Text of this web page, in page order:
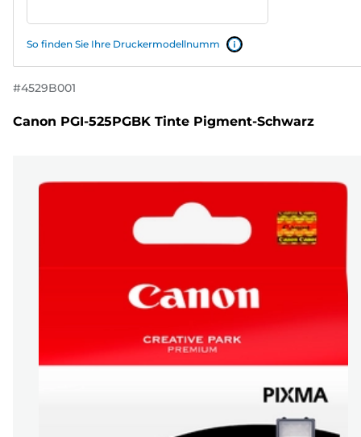
So finden Sie Ihre Druckermodellnumm
#4529B001
Canon PGI-525PGBK Tinte Pigment-Schwarz